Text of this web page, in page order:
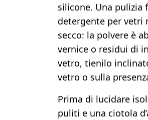
silicone. Una pulizia
detergente per vetri
secco: la polvere è
vernice o residui di
vetro, tienilo
vetro o sulla
Prima di lucidare
puliti e una ciotola